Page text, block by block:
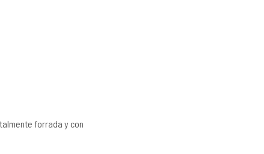
forrada y con